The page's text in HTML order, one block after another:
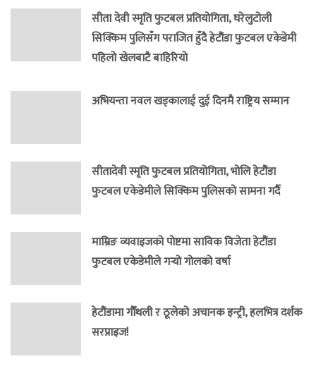
सीता देवी स्मृति फुटबल प्रतियोगिता, घरेलुटोली
सिक्किम पुलिसँग पराजित हुँदै हेटौंडा फुटबल एकेडेमी
पहिलो खेलबाटै बाहिरियो
अभियन्ता नवल खड्कालाई दुई दिनमै राष्ट्रिय सम्मान
सीतादेवी स्मृति फुटबल प्रतियोगिता, भोलि हेटौंडा
फुटबल एकेडेमीले सिक्किम पुलिसको सामना गर्दै
माम्रिङ व्यवाइजको पोष्टमा साविक विजेता हेटौंडा
फुटबल एकेडेमीले गर्‍यो गोलको वर्षा
हेटौंडामा गौँथली र ठूलेको अचानक इन्ट्री, हलभित्र दर्शक
सरप्राइज!